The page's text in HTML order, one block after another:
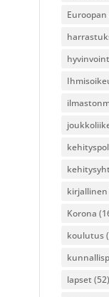
kirjallinen
Korona
koulutus
lapset (52)